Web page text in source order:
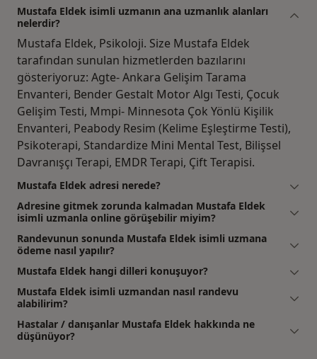
Mustafa Eldek isimli uzmanın ana uzmanlık alanları
nelerdir?
Mustafa Eldek, Psikoloji. Size Mustafa Eldek
tarafından sunulan hizmetlerden bazılarını
gösteriyoruz: Agte- Ankara Gelişim Tarama
Envanteri, Bender Gestalt Motor Algı Testi, Çocuk
Gelişim Testi, Mmpi- Minnesota Çok Yönlü Kişilik
Envanteri, Peabody Resim (Kelime Eşleştirme Testi),
Psikoterapi, Standardize Mini Mental Test, Bilişsel
Davranışçı Terapi, EMDR Terapi, Çift Terapisi.
Mustafa Eldek adresi nerede?
Adresine gitmek zorunda kalmadan Mustafa Eldek
isimli uzmanla online görüşebilir miyim?
Randevunun sonunda Mustafa Eldek isimli uzmana
ödeme nasıl yapılır?
Mustafa Eldek hangi dilleri konuşuyor?
Mustafa Eldek isimli uzmandan nasıl randevu
alabilirim?
Hastalar / danışanlar Mustafa Eldek hakkında ne
düşünüyor?